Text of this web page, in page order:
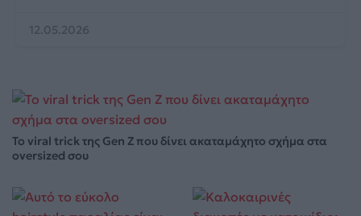
12.05.2026
Το viral trick της Gen Z που δίνει ακαταμάχητο σχήμα στα
oversized σου